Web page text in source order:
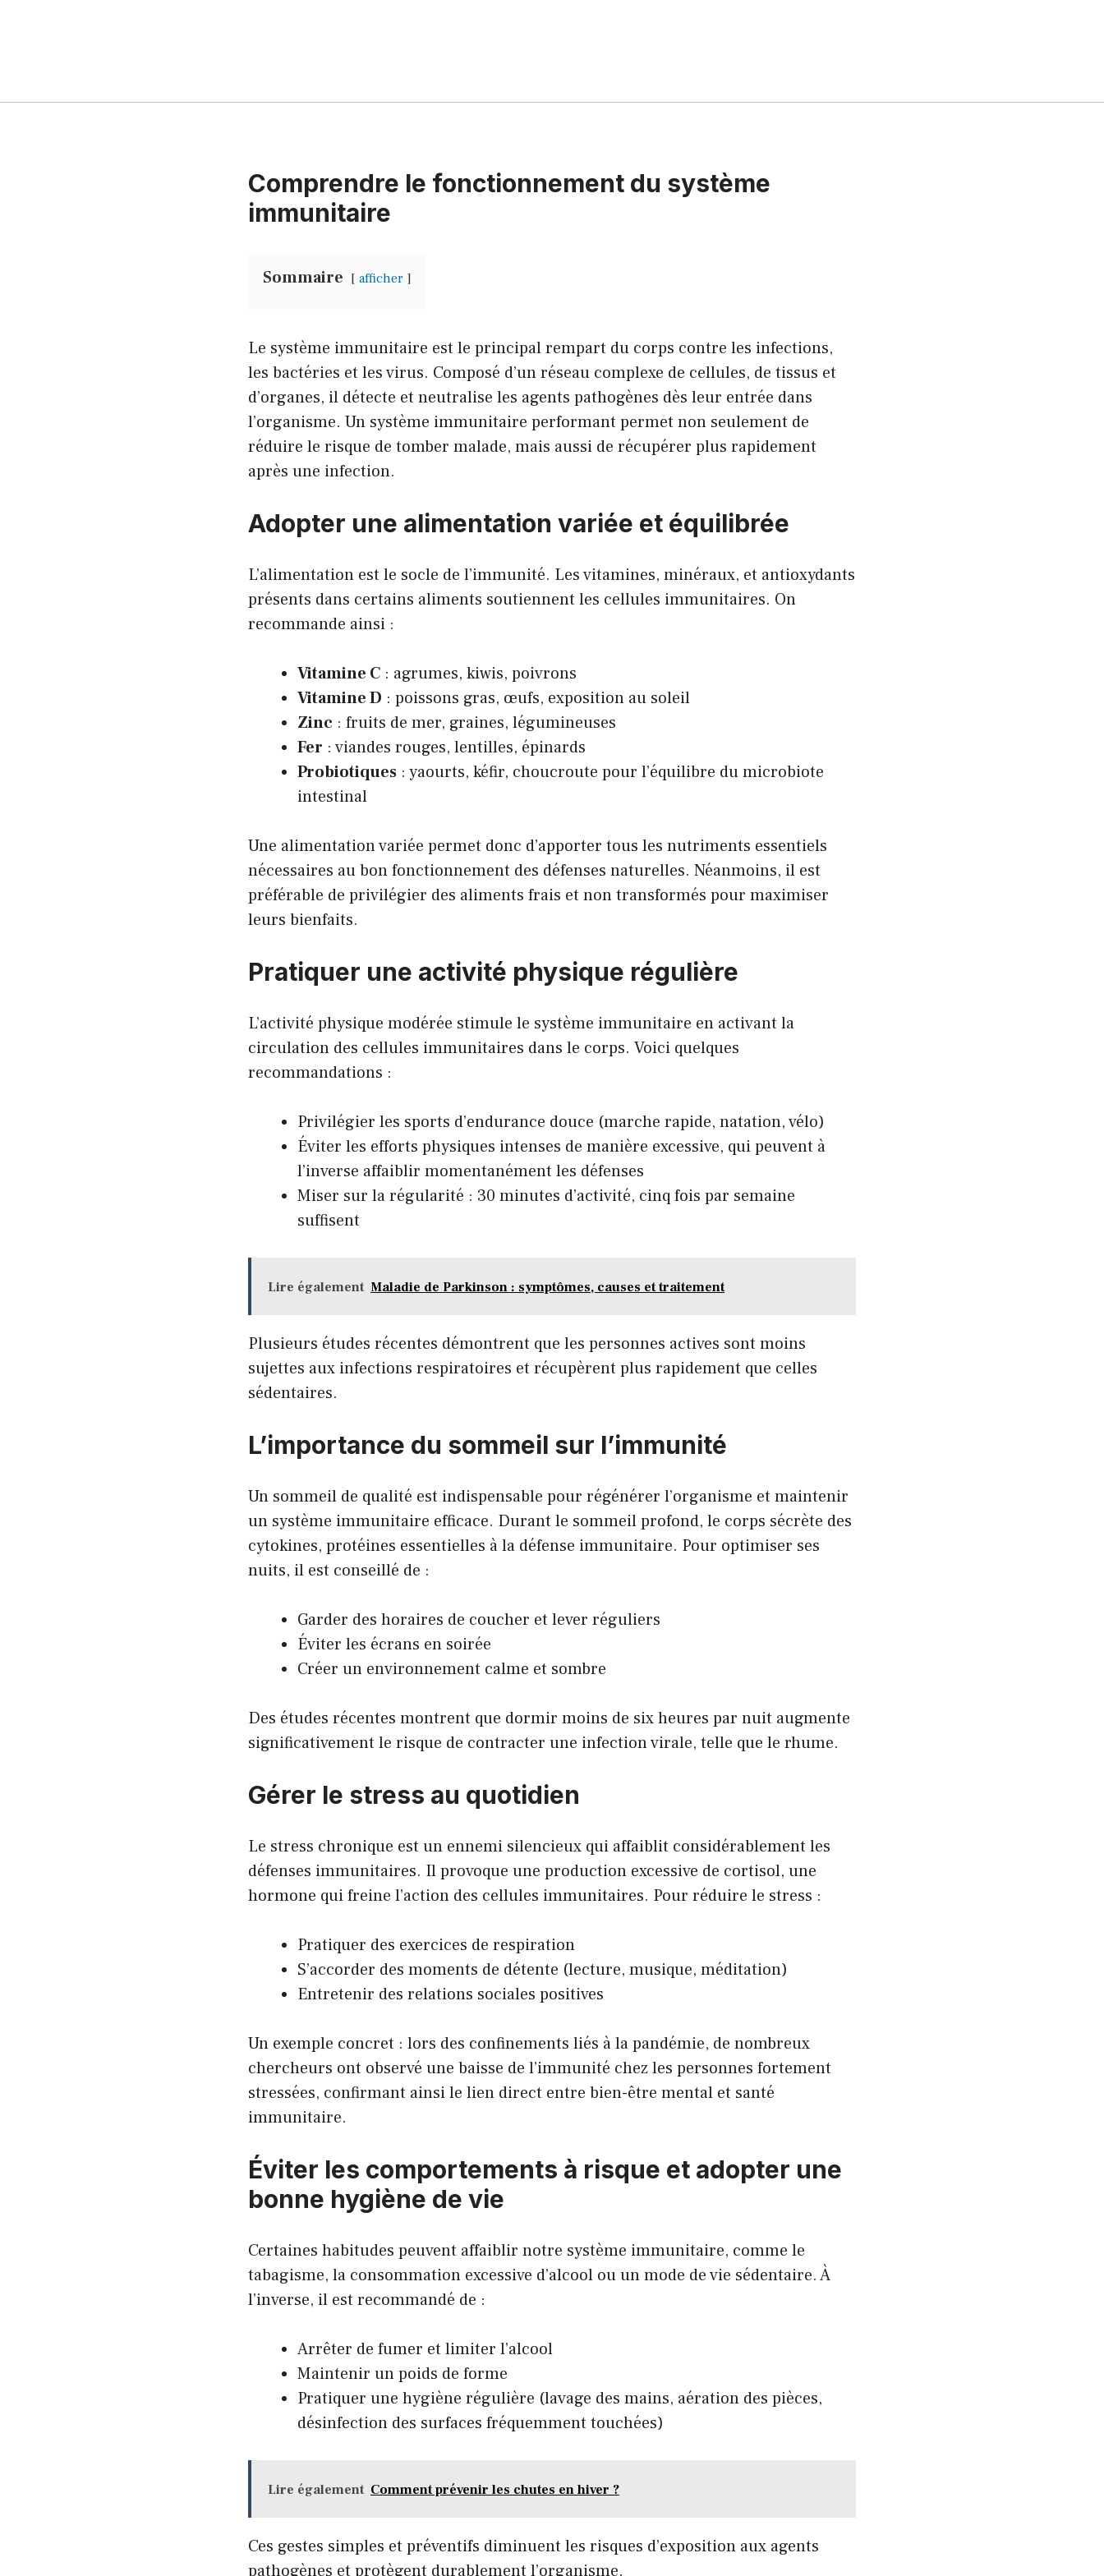
Comprendre le fonctionnement du système
immunitaire
Sommaire afficher
Le système immunitaire est le principal rempart du corps contre les infections,
les bactéries et les virus. Composé d’un réseau complexe de cellules, de tissus et
d’organes, il détecte et neutralise les agents pathogènes dès leur entrée dans
l’organisme. Un système immunitaire performant permet non seulement de
réduire le risque de tomber malade, mais aussi de récupérer plus rapidement
après une infection.
Adopter une alimentation variée et équilibrée
L’alimentation est le socle de l’immunité. Les vitamines, minéraux, et antioxydants
présents dans certains aliments soutiennent les cellules immunitaires. On
recommande ainsi :
Vitamine C : agrumes, kiwis, poivrons
Vitamine D : poissons gras, œufs, exposition au soleil
Zinc : fruits de mer, graines, légumineuses
Fer : viandes rouges, lentilles, épinards
Probiotiques : yaourts, kéfir, choucroute pour l’équilibre du microbiote
intestinal
Une alimentation variée permet donc d’apporter tous les nutriments essentiels
nécessaires au bon fonctionnement des défenses naturelles. Néanmoins, il est
préférable de privilégier des aliments frais et non transformés pour maximiser
leurs bienfaits.
Pratiquer une activité physique régulière
L’activité physique modérée stimule le système immunitaire en activant la
circulation des cellules immunitaires dans le corps. Voici quelques
recommandations :
Privilégier les sports d’endurance douce (marche rapide, natation, vélo)
Éviter les efforts physiques intenses de manière excessive, qui peuvent à
l’inverse affaiblir momentanément les défenses
Miser sur la régularité : 30 minutes d’activité, cinq fois par semaine
suffisent
Lire également Maladie de Parkinson : symptômes, causes et traitement
Plusieurs études récentes démontrent que les personnes actives sont moins
sujettes aux infections respiratoires et récupèrent plus rapidement que celles
sédentaires.
L’importance du sommeil sur l’immunité
Un sommeil de qualité est indispensable pour régénérer l’organisme et maintenir
un système immunitaire efficace. Durant le sommeil profond, le corps sécrète des
cytokines, protéines essentielles à la défense immunitaire. Pour optimiser ses
nuits, il est conseillé de :
Garder des horaires de coucher et lever réguliers
Éviter les écrans en soirée
Créer un environnement calme et sombre
Des études récentes montrent que dormir moins de six heures par nuit augmente
significativement le risque de contracter une infection virale, telle que le rhume.
Gérer le stress au quotidien
Le stress chronique est un ennemi silencieux qui affaiblit considérablement les
défenses immunitaires. Il provoque une production excessive de cortisol, une
hormone qui freine l’action des cellules immunitaires. Pour réduire le stress :
Pratiquer des exercices de respiration
S’accorder des moments de détente (lecture, musique, méditation)
Entretenir des relations sociales positives
Un exemple concret : lors des confinements liés à la pandémie, de nombreux
chercheurs ont observé une baisse de l’immunité chez les personnes fortement
stressées, confirmant ainsi le lien direct entre bien-être mental et santé
immunitaire.
Éviter les comportements à risque et adopter une
bonne hygiène de vie
Certaines habitudes peuvent affaiblir notre système immunitaire, comme le
tabagisme, la consommation excessive d’alcool ou un mode de vie sédentaire. À
l’inverse, il est recommandé de :
Arrêter de fumer et limiter l’alcool
Maintenir un poids de forme
Pratiquer une hygiène régulière (lavage des mains, aération des pièces,
désinfection des surfaces fréquemment touchées)
Lire également Comment prévenir les chutes en hiver ?
Ces gestes simples et préventifs diminuent les risques d’exposition aux agents
pathogènes et protègent durablement l’organisme.